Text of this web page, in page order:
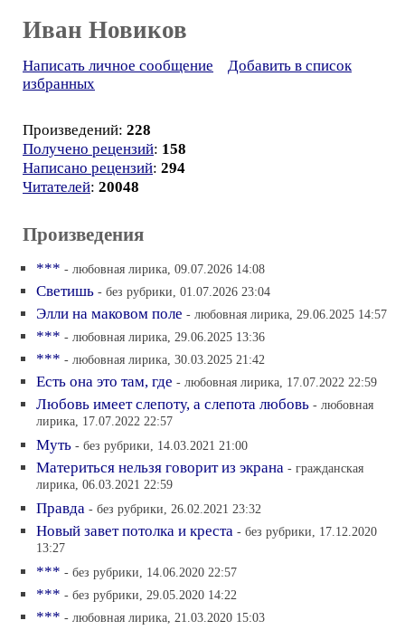
Иван Новиков
Написать личное сообщение
Добавить в список
избранных
Произведений: 228
Получено рецензий: 158
Написано рецензий: 294
Читателей: 20048
Произведения
*** - любовная лирика, 09.07.2026 14:08
Светишь - без рубрики, 01.07.2026 23:04
Элли на маковом поле - любовная лирика, 29.06.2025 14:57
*** - любовная лирика, 29.06.2025 13:36
*** - любовная лирика, 30.03.2025 21:42
Есть она это там, где - любовная лирика, 17.07.2022 22:59
Любовь имеет слепоту, а слепота любовь - любовная
лирика, 17.07.2022 22:57
Муть - без рубрики, 14.03.2021 21:00
Материться нельзя говорит из экрана - гражданская
лирика, 06.03.2021 22:59
Правда - без рубрики, 26.02.2021 23:32
Новый завет потолка и креста - без рубрики, 17.12.2020
13:27
*** - без рубрики, 14.06.2020 22:57
*** - без рубрики, 29.05.2020 14:22
*** - любовная лирика, 21.03.2020 15:03